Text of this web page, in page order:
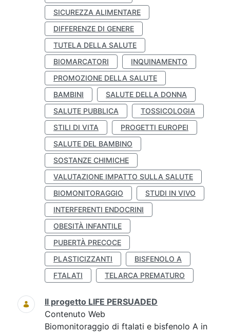
SICUREZZA ALIMENTARE
DIFFERENZE DI GENERE
TUTELA DELLA SALUTE
BIOMARCATORI
INQUINAMENTO
PROMOZIONE DELLA SALUTE
BAMBINI
SALUTE DELLA DONNA
SALUTE PUBBLICA
TOSSICOLOGIA
STILI DI VITA
PROGETTI EUROPEI
SALUTE DEL BAMBINO
SOSTANZE CHIMICHE
VALUTAZIONE IMPATTO SULLA SALUTE
BIOMONITORAGGIO
STUDI IN VIVO
INTERFERENTI ENDOCRINI
OBESITÀ INFANTILE
PUBERTÀ PRECOCE
PLASTICIZZANTI
BISFENOLO A
FTALATI
TELARCA PREMATURO
Il progetto LIFE PERSUADED
Contenuto Web
Biomonitoraggio di ftalati e bisfenolo A in